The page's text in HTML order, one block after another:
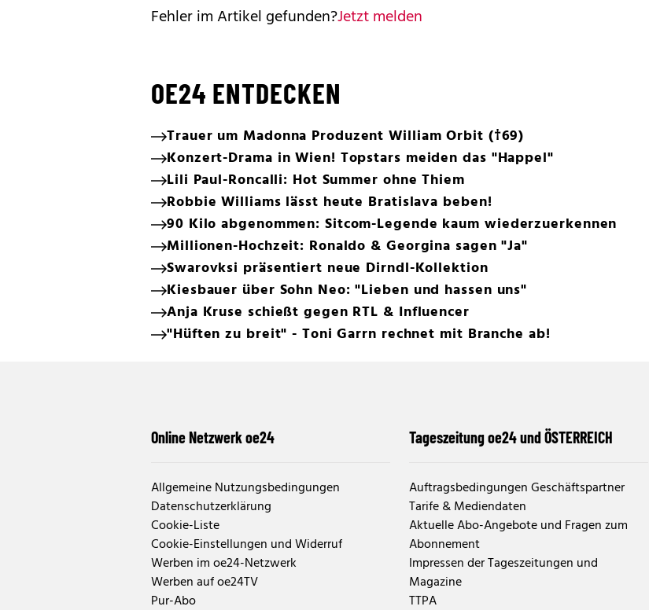
Fehler im Artikel gefunden?Jetzt melden
OE24 ENTDECKEN
Trauer um Madonna Produzent William Orbit (†69)
Konzert-Drama in Wien! Topstars meiden das "Happel"
Lili Paul-Roncalli: Hot Summer ohne Thiem
Robbie Williams lässt heute Bratislava beben!
90 Kilo abgenommen: Sitcom-Legende kaum wiederzuerkennen
Millionen-Hochzeit: Ronaldo & Georgina sagen "Ja"
Swarovksi präsentiert neue Dirndl-Kollektion
Kiesbauer über Sohn Neo: "Lieben und hassen uns"
Anja Kruse schießt gegen RTL & Influencer
"Hüften zu breit" - Toni Garrn rechnet mit Branche ab!
Online Netzwerk oe24
Allgemeine Nutzungsbedingungen
Datenschutzerklärung
Cookie-Liste
Cookie-Einstellungen und Widerruf
Werben im oe24-Netzwerk
Werben auf oe24TV
Pur-Abo
Tageszeitung oe24 und ÖSTERREICH
Auftragsbedingungen Geschäftspartner
Tarife & Mediendaten
Aktuelle Abo-Angebote und Fragen zum
Abonnement
Impressen der Tageszeitungen und
Magazine
TTPA